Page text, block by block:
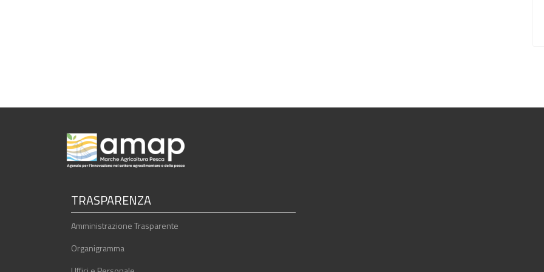
TRASPARENZA
Amministrazione Trasparente
Organigramma